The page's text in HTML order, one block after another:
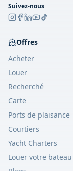
Suivez-nous
Offres
Acheter
Louer
Recherché
Carte
Ports de plaisance
Courtiers
Yacht Charters
Louer votre bateau